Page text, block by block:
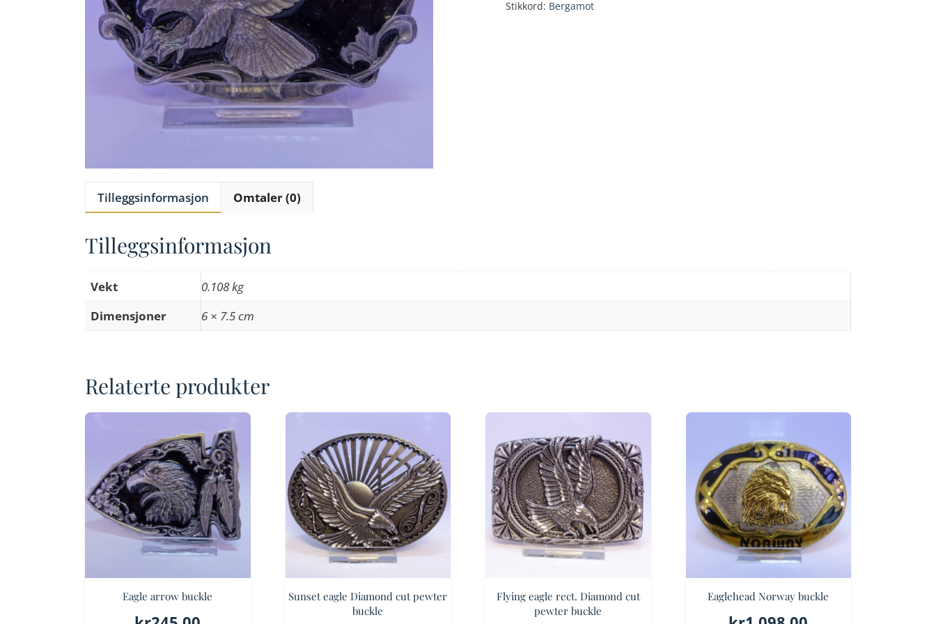
Stikkord: Bergamot
Tilleggsinformasjon Omtaler (0)
Tilleggsinformasjon
Vekt
0.108 kg
Dimensjoner
6 × 7.5 cm
Relaterte produkter
Eagle arrow buckle
Sunset eagle Diamond cut pewter
buckle
Flying eagle rect. Diamond cut
pewter buckle
Eaglehead Norway buckle